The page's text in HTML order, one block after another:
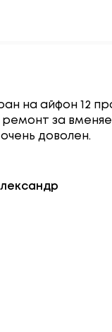
на айфон 12
за
доволен.